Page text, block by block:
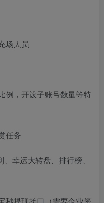
场人员
例，开设子账号数量等特
任务
幸运大转盘、排行榜、